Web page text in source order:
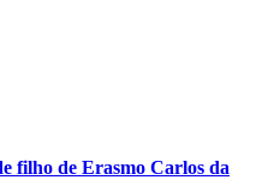
filho de Erasmo Carlos da